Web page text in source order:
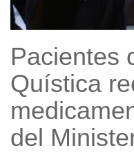
Pacientes
Quística
del